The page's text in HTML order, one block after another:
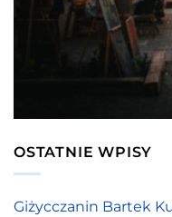
OSTATNIE WPISY
Giżycczanin Bartek